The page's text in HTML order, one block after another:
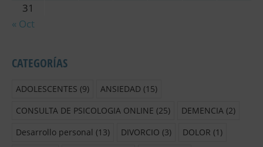
31
« Oct
CATEGORÍAS
ADOLESCENTES (9) ANSIEDAD (15)
CONSULTA DE PSICOLOGIA ONLINE (25) DEMENCIA (2)
Desarrollo personal (13) DIVORCIO (3) DOLOR (1)